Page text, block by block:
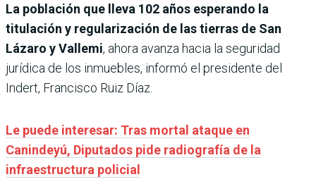
La población que lleva 102 años esperando la
titulación y regularización de las tierras de San
Lázaro y Vallemi, ahora avanza hacia la seguridad
jurídica de los inmuebles, informó el presidente del
Indert, Francisco Ruiz Díaz.
Le puede interesar: Tras mortal ataque en
Canindeyú, Diputados pide radiografía de la
infraestructura policial